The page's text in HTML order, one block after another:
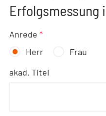
Erfolgsmessung
Anrede*
Herr
Frau
akad. Titel